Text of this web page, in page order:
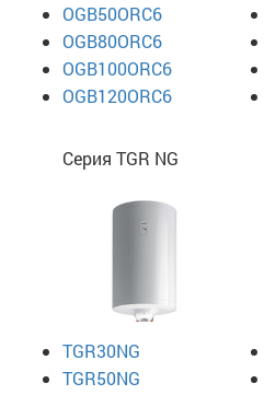
OGB50ORC6
OGB80ORC6
OGB100ORC6
OGB120ORC6
Серия TGR NG
TGR30NG
TGR50NG